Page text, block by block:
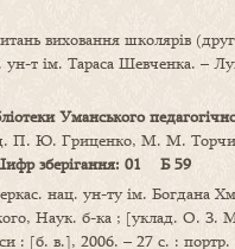
виховання школярів
т ім. Тараса Шевченка. –
Уманського
П. Ю. Гриценко, М. М.
зберігання: 01 Б 59
нац. ун-ту ім. Богдана
Наук. б-ка ; [уклад. О. З.
: [б. в.], 2006. – 27 с. : портр.